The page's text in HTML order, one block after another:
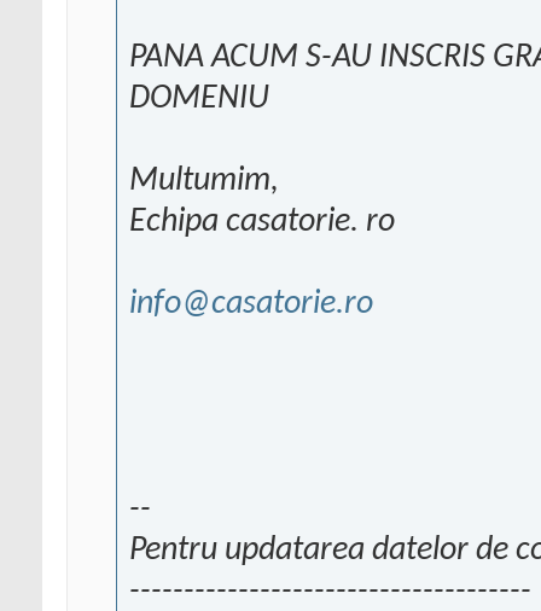
PANA ACUM S-AU INSCRIS
DOMENIU
Multumim,
Echipa casatorie. ro
info@casatorie.ro
--
Pentru updatarea datelor de
-------------------------------------